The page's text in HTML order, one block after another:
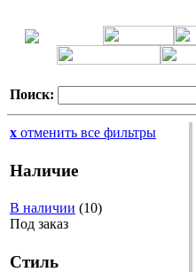
Поиск:
x отменить все фильтры
Наличие
В наличии (10)
Под заказ
Стиль